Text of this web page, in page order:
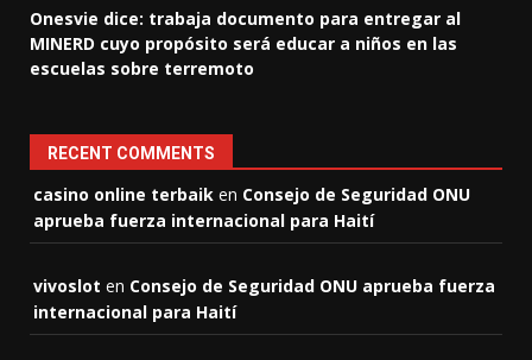
Onesvie dice: trabaja documento para entregar al
MINERD cuyo propósito será educar a niños en las
escuelas sobre terremoto
RECENT COMMENTS
casino online terbaik en Consejo de Seguridad ONU
aprueba fuerza internacional para Haití
vivoslot en Consejo de Seguridad ONU aprueba fuerza
internacional para Haití